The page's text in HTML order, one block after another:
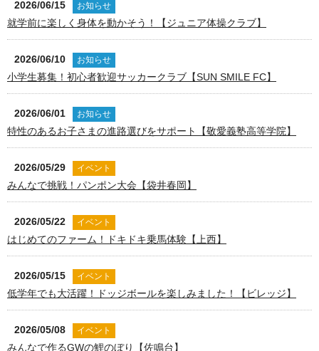
2026/06/15 お知らせ
就学前に楽しく身体を動かそう！【ジュニア体操クラブ】
2026/06/10 お知らせ
小学生募集！初心者歓迎サッカークラブ【SUN SMILE FC】
2026/06/01 お知らせ
特性のあるお子さまの進路選びをサポート【敬愛義塾高等学院】
2026/05/29 イベント
みんなで挑戦！パンポン大会【袋井春岡】
2026/05/22 イベント
はじめてのファーム！ドキドキ乗馬体験【上西】
2026/05/15 イベント
低学年でも大活躍！ドッジボールを楽しみました！【ビレッジ】
2026/05/08 イベント
みんなで作るGWの鯉のぼり【佐鳴台】